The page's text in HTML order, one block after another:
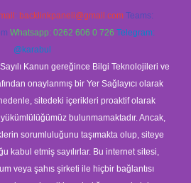
backlinkpaneli@gmail.com Teams:
Whatsapp: 0262 606 0 726 Telegram:
@karabul
Kanun gereğince Bilgi Teknolojileri ve
onaylanmış bir Yer Sağlayıcı olarak
sitedeki içerikleri proaktif olarak
bulunmamaktadır. Ancak,
sorumluluğunu taşımakta olup, siteye
kabul etmiş sayılırlar. Bu internet sitesi,
veya şahıs şirketi ile hiçbir bağlantısı